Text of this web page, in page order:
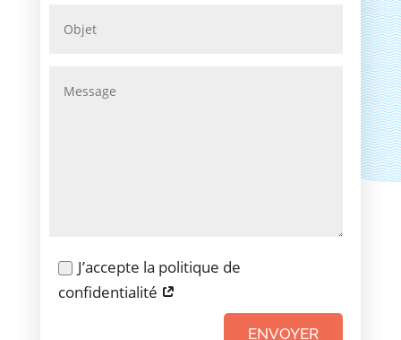
J’accepte la politique de
confidentialité
ENVOYER